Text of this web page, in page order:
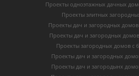
Проекты одноэтажных дачных
Проекты элитных
Проекты дач и загородных
Проекты дач и загородных
Проекты загородных домов с
Проекты дач и загородных
Проекты дач и загородынх